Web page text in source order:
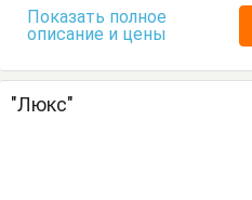
Показать полное
описание и цены
"Люкс"